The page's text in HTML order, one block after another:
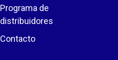
Programa de
distribuidores
Contacto